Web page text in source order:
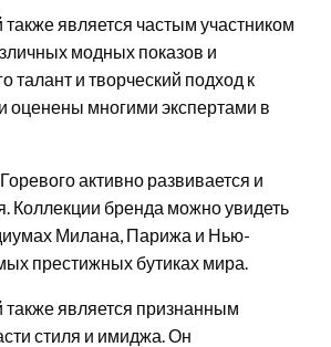
является частым участником
модных показов и
талант и творческий подход к
оценены многими экспертами в
активно развивается и
Коллекции бренда можно увидеть
Милана, Парижа и Нью-
престижных бутиках мира.
является признанным
стиля и имиджа. Он